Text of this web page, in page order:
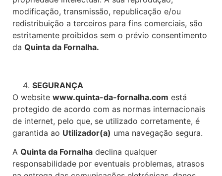
modificação, transmissão, republicação e/ou
redistribuição a terceiros para fins comerciais, são
estritamente proibidos sem o prévio consentimento
da Quinta da Fornalha.
SEGURANÇA
O website www.quinta-da-fornalha.com está
protegido de acordo com as normas internacionais
de internet, pelo que, se utilizado corretamente, é
garantida ao Utilizador(a) uma navegação segura.
A Quinta da Fornalha declina qualquer
responsabilidade por eventuais problemas, atrasos